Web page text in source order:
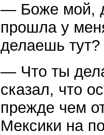
— Боже мой,
прошла у
делаешь тут?
— Что ты
сказал, что
прежде чем
Мексики на